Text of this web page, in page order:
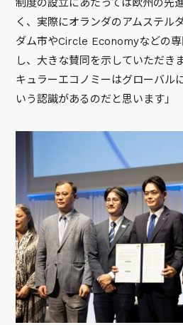
制度の設立にあたっては欧州の先
く、実際にオランダのアムステル
ダム市やCircle Economyなどの
し、大きな賛同を示していただき
キュラーエコノミーはグローバル
いう認識があるのだと思います」